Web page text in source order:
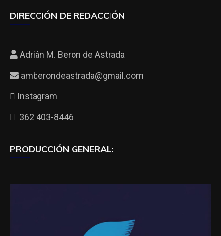
DIRECCIÓN DE REDACCIÓN
Adrián M. Beron de Astrada
amberondeastrada@gmail.com
Instagram
362 403-8446
PRODUCCIÓN GENERAL: